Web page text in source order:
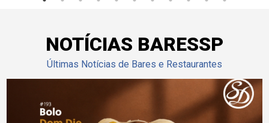
NOTÍCIAS BARESSP
Últimas Notícias de Bares e Restaurantes